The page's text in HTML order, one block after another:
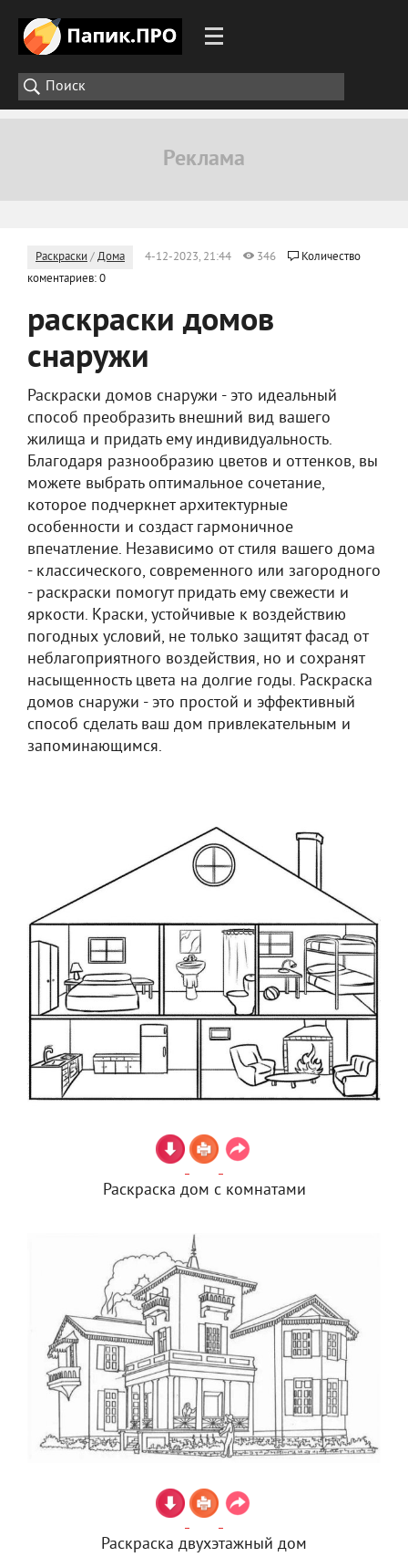
Раскраски /Дома 4-12-2023, 21:44 346
Количество
коментариев: 0
раскраски домов
снаружи
Раскраски домов снаружи - это идеальный
способ преобразить внешний вид вашего
жилища и придать ему индивидуальность.
Благодаря разнообразию цветов и оттенков, вы
можете выбрать оптимальное сочетание,
которое подчеркнет архитектурные
особенности и создаст гармоничное
впечатление. Независимо от стиля вашего дома
- классического, современного или загородного
- раскраски помогут придать ему свежести и
яркости. Краски, устойчивые к воздействию
погодных условий, не только защитят фасад от
неблагоприятного воздействия, но и сохранят
насыщенность цвета на долгие годы. Раскраска
домов снаружи - это простой и эффективный
способ сделать ваш дом привлекательным и
запоминающимся.
Раскраска дом с комнатами
Раскраска двухэтажный дом